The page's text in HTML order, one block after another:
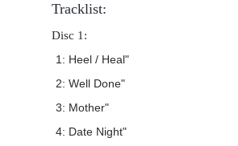
Tracklist:
Disc 1:
1: Heel / Heal"
2: Well Done"
3: Mother"
4: Date Night"